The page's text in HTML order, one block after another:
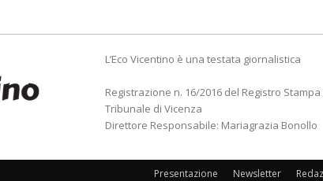
L’Eco Vicentino è una testata giornalistica
Registrazione n. 16/2016 del Registro Stampa
Tribunale di Vicenza
Direttore Responsabile: Mariagrazia Bonollo
Presentazione Newsletter